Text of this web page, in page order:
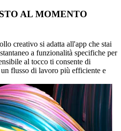
AL MOMENTO
creativo si adatta all'app che stai
a funzionalità specifiche per
al tocco ti consente di
flusso di lavoro più efficiente e